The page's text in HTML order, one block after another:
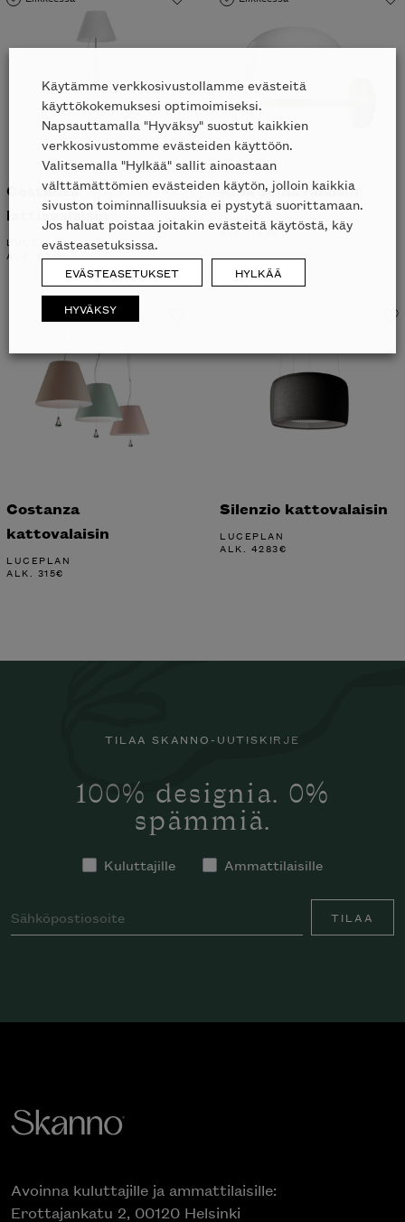
Costanza
lattiavalaisin
LUCEPLAN
ALK. 690€
Alba seinävalaisin
OLUCE
ALK.748€
Costanza
kattovalaisin
LUCEPLAN
ALK. 315€
Silenzio kattovalaisin
LUCEPLAN
ALK. 4283€
TILAA SKANNO-UUTISKIRJE
100% designia. 0%
spämmiä.
Kuluttajille Ammattilaisille
TILAA
Avoinna kuluttajille ja ammattilaisille:
Erottajankatu 2, 00120 Helsinki
Käytämme verkkosivustollamme evästeitä
käyttökokemuksesi optimoimiseksi.
Napsauttamalla "Hyväksy" suostut kaikkien
verkkosivustomme evästeiden käyttöön.
Valitsemalla "Hylkää" sallit ainoastaan
välttämättömien evästeiden käytön, jolloin kaikkia
sivuston toiminnallisuuksia ei pystytä suorittamaan.
Jos haluat poistaa joitakin evästeitä käytöstä, käy
evästeasetuksissa.
EVÄSTEASETUKSET HYLKÄÄ
HYVÄKSY